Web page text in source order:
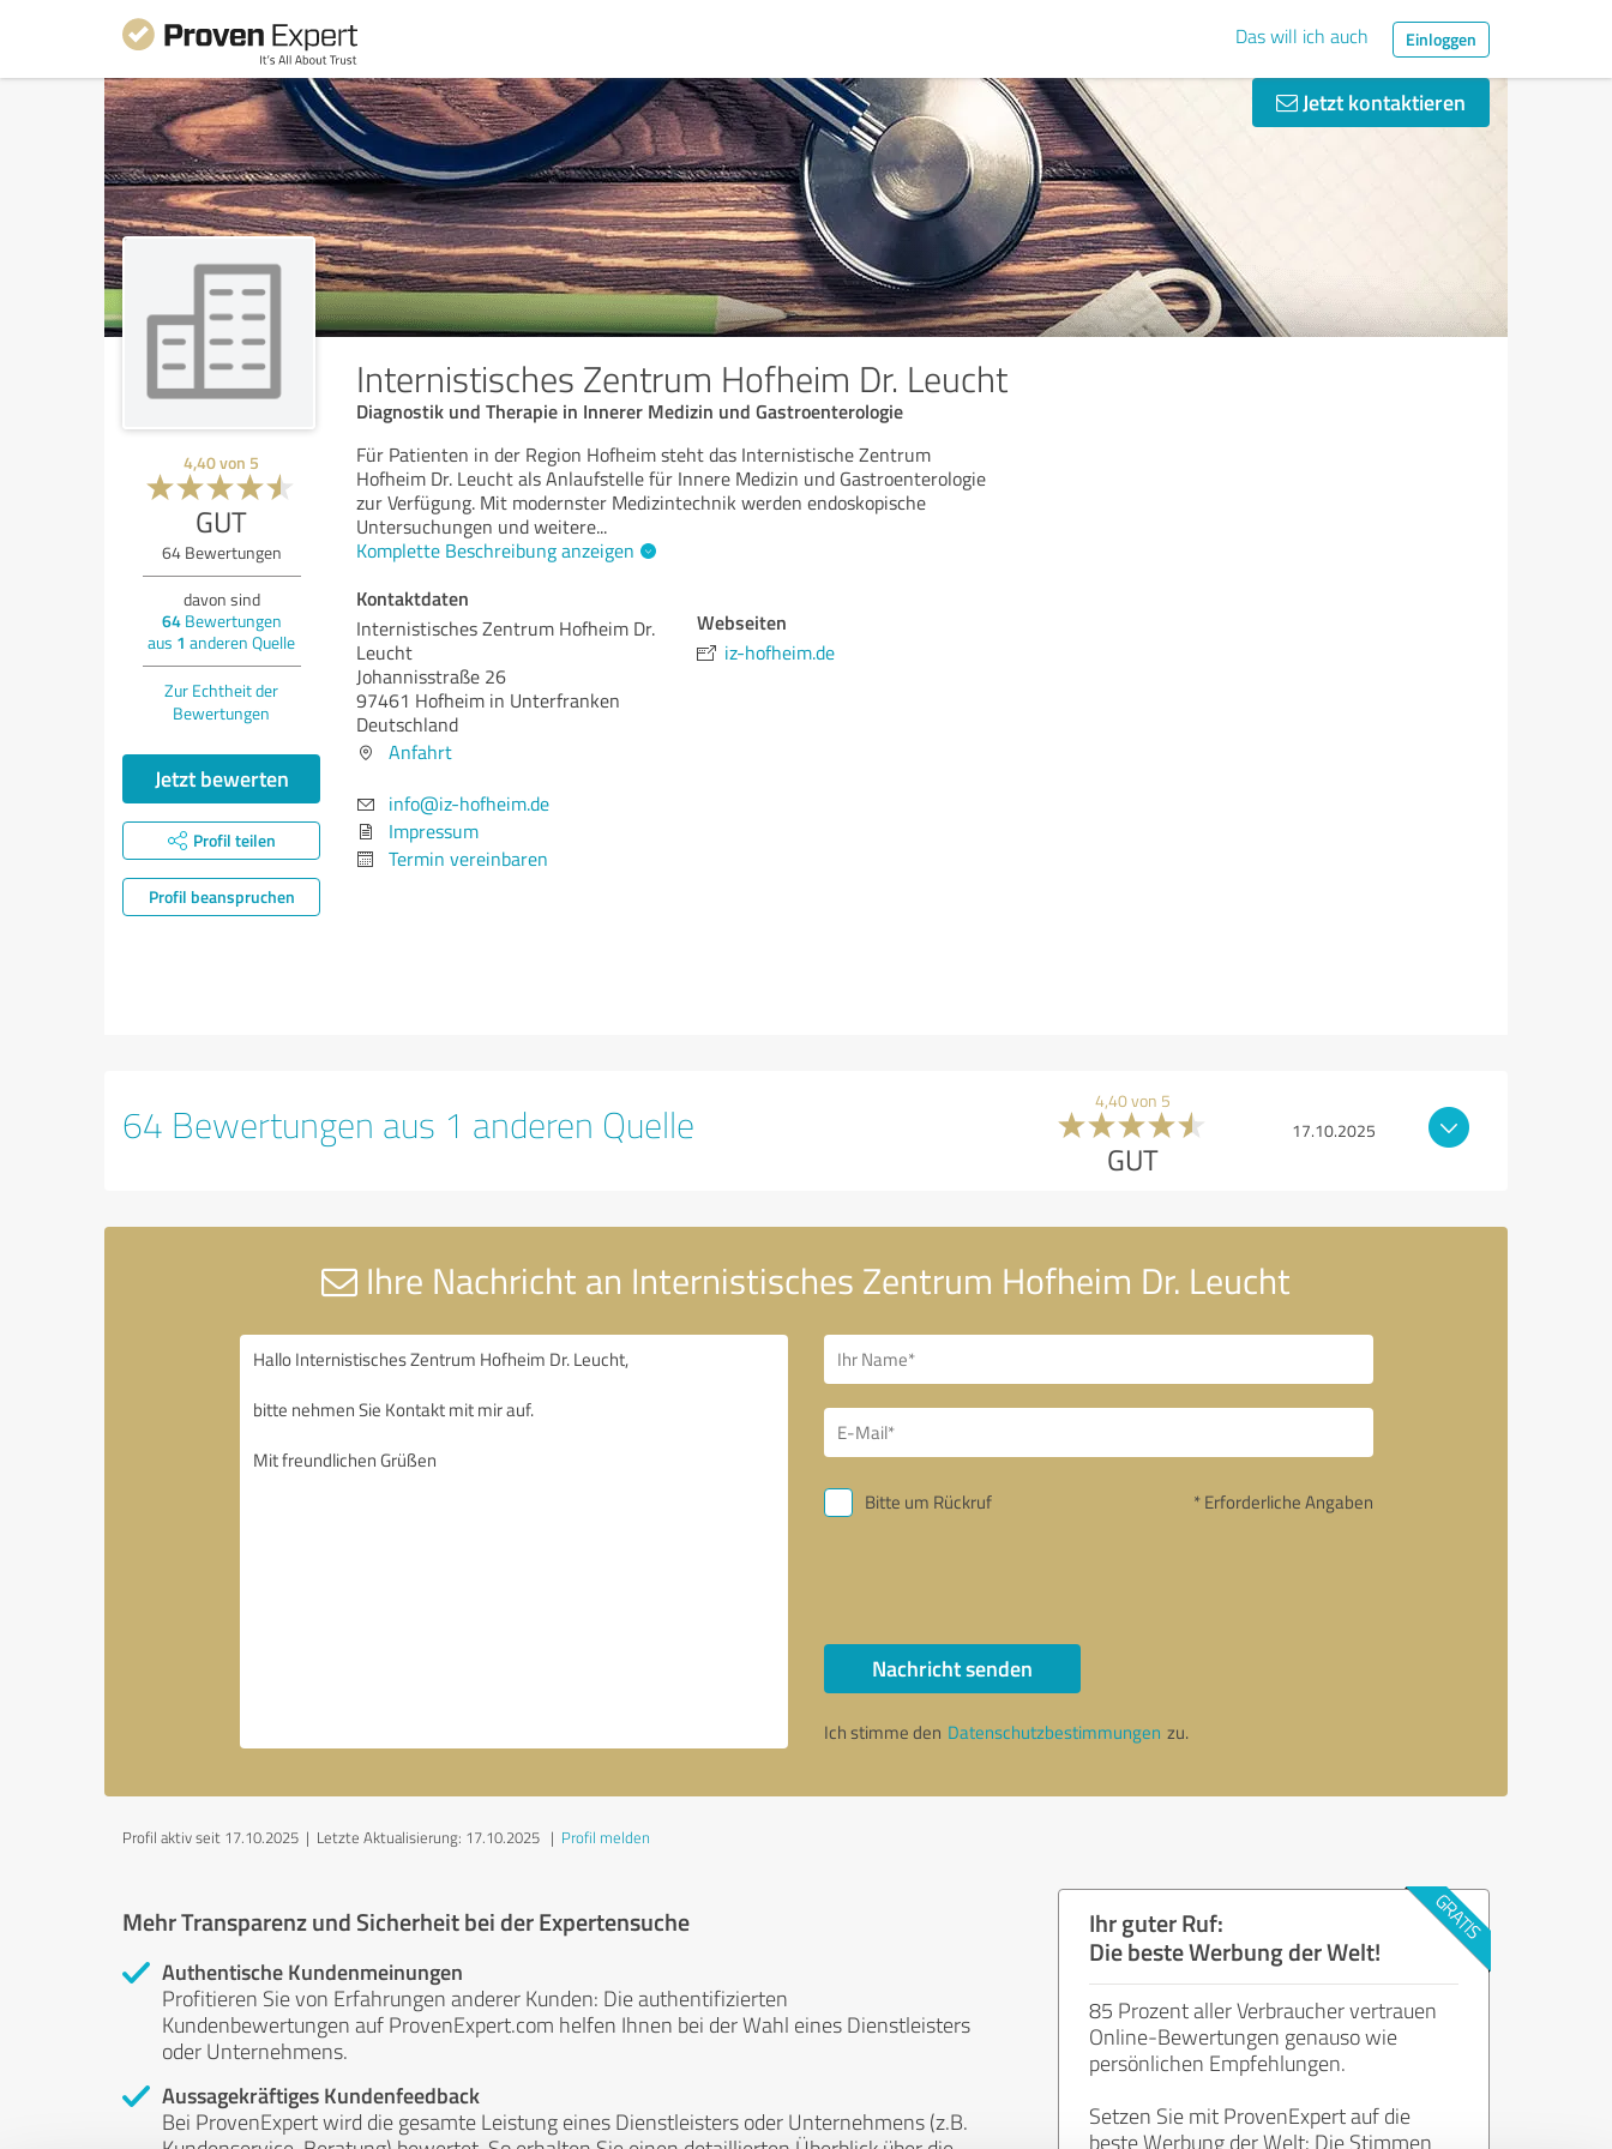
Das will ich auch Einloggen
Jetzt kontaktieren
Internistisches Zentrum Hofheim Dr. Leucht
Diagnostik und Therapie in Innerer Medizin und Gastroenterologie
4,40von 5
GUT
64Bewertungen
davon sind
64Bewertungen
aus 1 anderen Quelle
Zur Echtheit der
Bewertungen
Jetzt bewerten
Profil teilen
Profil beanspruchen
Für Patienten in der Region Hofheim steht das Internistische Zentrum
Hofheim Dr. Leucht als Anlaufstelle für Innere Medizin und Gastroenterologie
zur Verfügung. Mit modernster Medizintechnik werden endoskopische
Untersuchungen und weitere...
Komplette Beschreibung anzeigen
Kontaktdaten
Internistisches Zentrum Hofheim Dr.
Leucht
Johannisstraße 26
97461 Hofheim in Unterfranken
Deutschland
Anfahrt
info@iz-hofheim.de
Impressum
Termin vereinbaren
Webseiten
iz-hofheim.de
64 Bewertungen aus 1 anderen Quelle 4,40 von 5
GUT
17.10.2025
Ihre Nachricht an Internistisches Zentrum Hofheim Dr. Leucht
Bitte um Rückruf * Erforderliche Angaben
Nachricht senden
Ich stimme den Datenschutzbestimmungen zu.
Profil aktiv seit 17.10.2025 | Letzte Aktualisierung: 17.10.2025 | Profil melden
Mehr Transparenz und Sicherheit bei der Expertensuche
Authentische Kundenmeinungen
Profitieren Sie von Erfahrungen anderer Kunden: Die authentifizierten
Kundenbewertungen auf ProvenExpert.com helfen Ihnen bei der Wahl eines Dienstleisters
oder Unternehmens.
Aussagekräftiges Kundenfeedback
Bei ProvenExpert wird die gesamte Leistung eines Dienstleisters oder Unternehmens (z.B.
Ihr guter Ruf:
Die beste Werbung der Welt!
85 Prozent aller Verbraucher vertrauen
Online-Bewertungen genauso wie
persönlichen Empfehlungen.
Setzen Sie mit ProvenExpert auf die
beste Werbung der Welt: Die Stimmen